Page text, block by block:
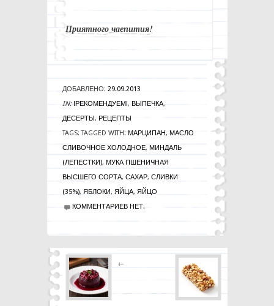
Приятного чаепития!
ДОБАВЛЕНО: 29.09.2013
IN: !РЕКОМЕНДУЕМ!, ВЫПЕЧКА,
ДЕСЕРТЫ, РЕЦЕПТЫ
TAGS: TAGGED WITH: МАРЦИПАН, МАСЛО
СЛИВОЧНОЕ ХОЛОДНОЕ, МИНДАЛЬ
(ЛЕПЕСТКИ), МУКА ПШЕНИЧНАЯ
ВЫСШЕГО СОРТА, САХАР, СЛИВКИ
(35%), ЯБЛОКИ, ЯЙЦА, ЯЙЦО
КОММЕНТАРИЕВ НЕТ.
←